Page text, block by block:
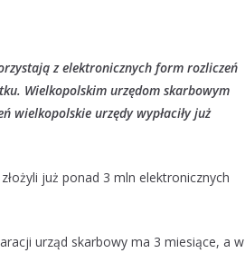
z elektronicznych form rozliczeń
Wielkopolskim urzędom skarbowym
wielkopolskie urzędy wypłaciły już
już ponad 3 mln elektronicznych
urząd skarbowy ma 3 miesiące, a w